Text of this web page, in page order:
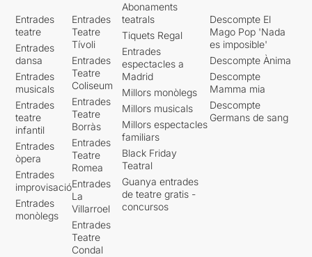
Entrades
teatre
Entrades
dansa
Entrades
musicals
Entrades
teatre
infantil
Entrades
òpera
Entrades
improvisació
Entrades
monòlegs
Entrades
Teatre
Tívoli
Entrades
Teatre
Coliseum
Entrades
Teatre
Borràs
Entrades
Teatre
Romea
Entrades
La
Villarroel
Entrades
Teatre
Condal
Abonaments
teatrals
Tiquets Regal
Entrades
espectacles a
Madrid
Millors monòlegs
Millors musicals
Millors espectacles
familiars
Black Friday
Teatral
Guanya entrades
de teatre gratis -
concursos
Descompte El
Mago Pop 'Nada
es imposible'
Descompte Ànima
Descompte
Mamma mia
Descompte
Germans de sang